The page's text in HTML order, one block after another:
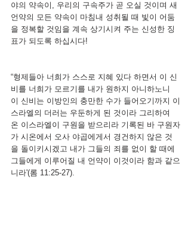
야의 약속이, 우리의 구속주가 곧 오실 것이며 새
언약의 모든 약속이 마침내 성취될 때 빛이 어둠
을 정복할 것임을 계속 상기시켜 주는 신성한 징
표가 되도록 하십시다!
“형제들아 너희가 스스로 지혜 있다 하면서 이 신
비를 너희가 모르기를 내가 원하지 아니하노니
이 신비는 이방인의 충만한 수가 들어오기까지 이
스라엘의 더러는 우둔하게 된 것이라 그리하여
온 이스라엘이 구원을 받으리라 기록된 바 구원자
가 시온에서 오사 야곱에게서 경건하지 않은 것
을 돌이키시겠고 내가 그들의 죄를 없이 할 때에
그들에게 이루어질 내 언약이 이것이라 함과 같으
니라'(롬 11:25-27).